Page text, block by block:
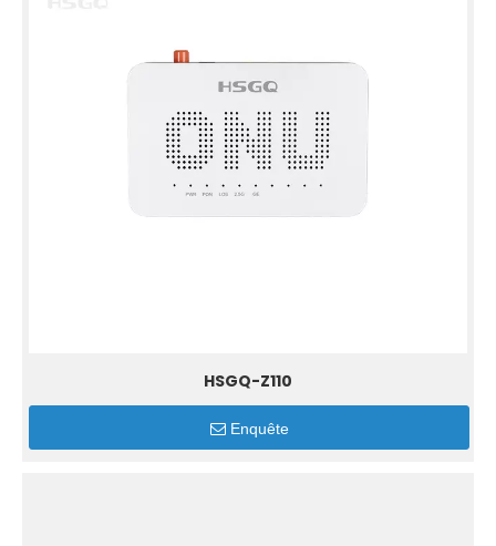
HSGQ-Z110
Enquête